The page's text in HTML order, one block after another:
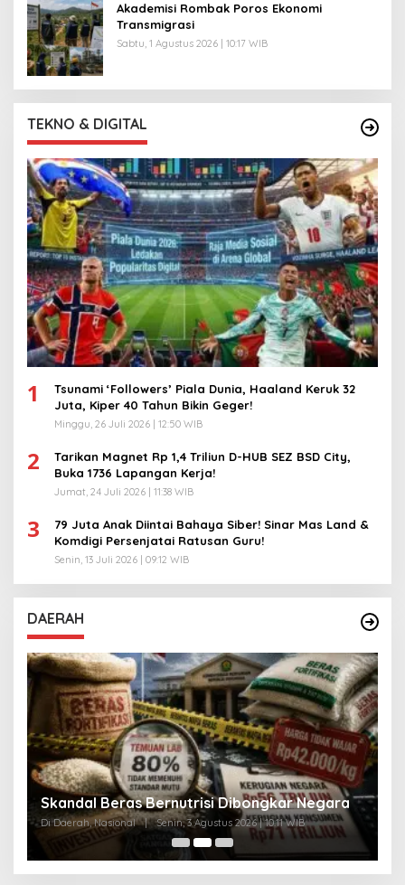
Akademisi Rombak Poros Ekonomi
Transmigrasi
Sabtu, 1 Agustus 2026 | 10:17 WIB
TEKNO & DIGITAL
1
Tsunami ‘Followers’ Piala Dunia, Haaland Keruk 32
Juta, Kiper 40 Tahun Bikin Geger!
Minggu, 26 Juli 2026 | 12:50 WIB
2
Tarikan Magnet Rp 1,4 Triliun D-HUB SEZ BSD City,
Buka 1736 Lapangan Kerja!
Jumat, 24 Juli 2026 | 11:38 WIB
3
79 Juta Anak Diintai Bahaya Siber! Sinar Mas Land &
Komdigi Persenjatai Ratusan Guru!
Senin, 13 Juli 2026 | 09:12 WIB
DAERAH
Skandal Beras Bernutrisi Dibongkar Negara
Di Daerah, Nasional | Senin, 3 Agustus 2026 | 10:11 WIB